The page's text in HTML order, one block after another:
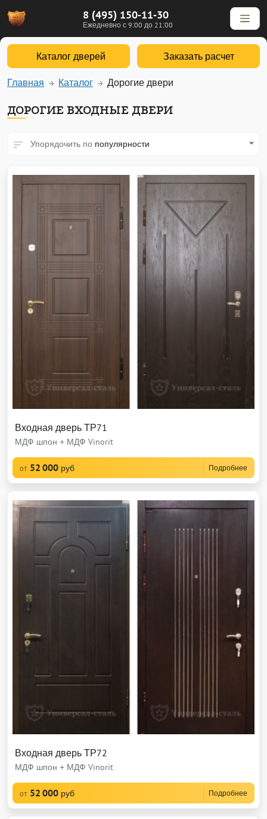
8 (495) 150-11-30
Ежедневно с 9:00 до 21:00
Каталог дверей Заказать расчет
Главная Каталог Дорогие двери
ДОРОГИЕ ВХОДНЫЕ ДВЕРИ
Упорядочить по популярности
Входная дверь ТР71
МДФ шпон + МДФ Vinorit
от 52 000 руб Подробнее
Входная дверь ТР72
МДФ шпон + МДФ Vinorit
от 52 000 руб Подробнее